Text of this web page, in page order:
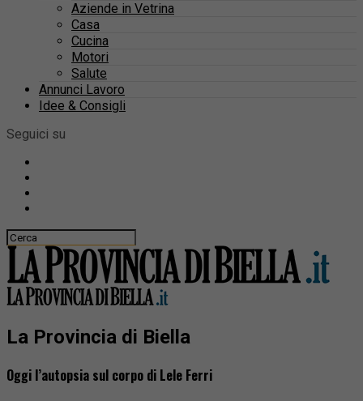
Aziende in Vetrina
Casa
Cucina
Motori
Salute
Annunci Lavoro
Idee & Consigli
Seguici su
La Provincia di Biella
Oggi l’autopsia sul corpo di Lele Ferri